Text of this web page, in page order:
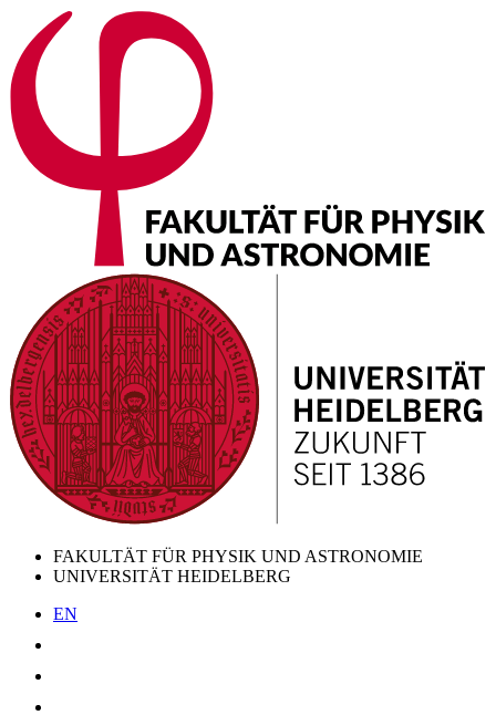
FAKULTÄT FÜR PHYSIK UND ASTRONOMIE
UNIVERSITÄT HEIDELBERG
EN